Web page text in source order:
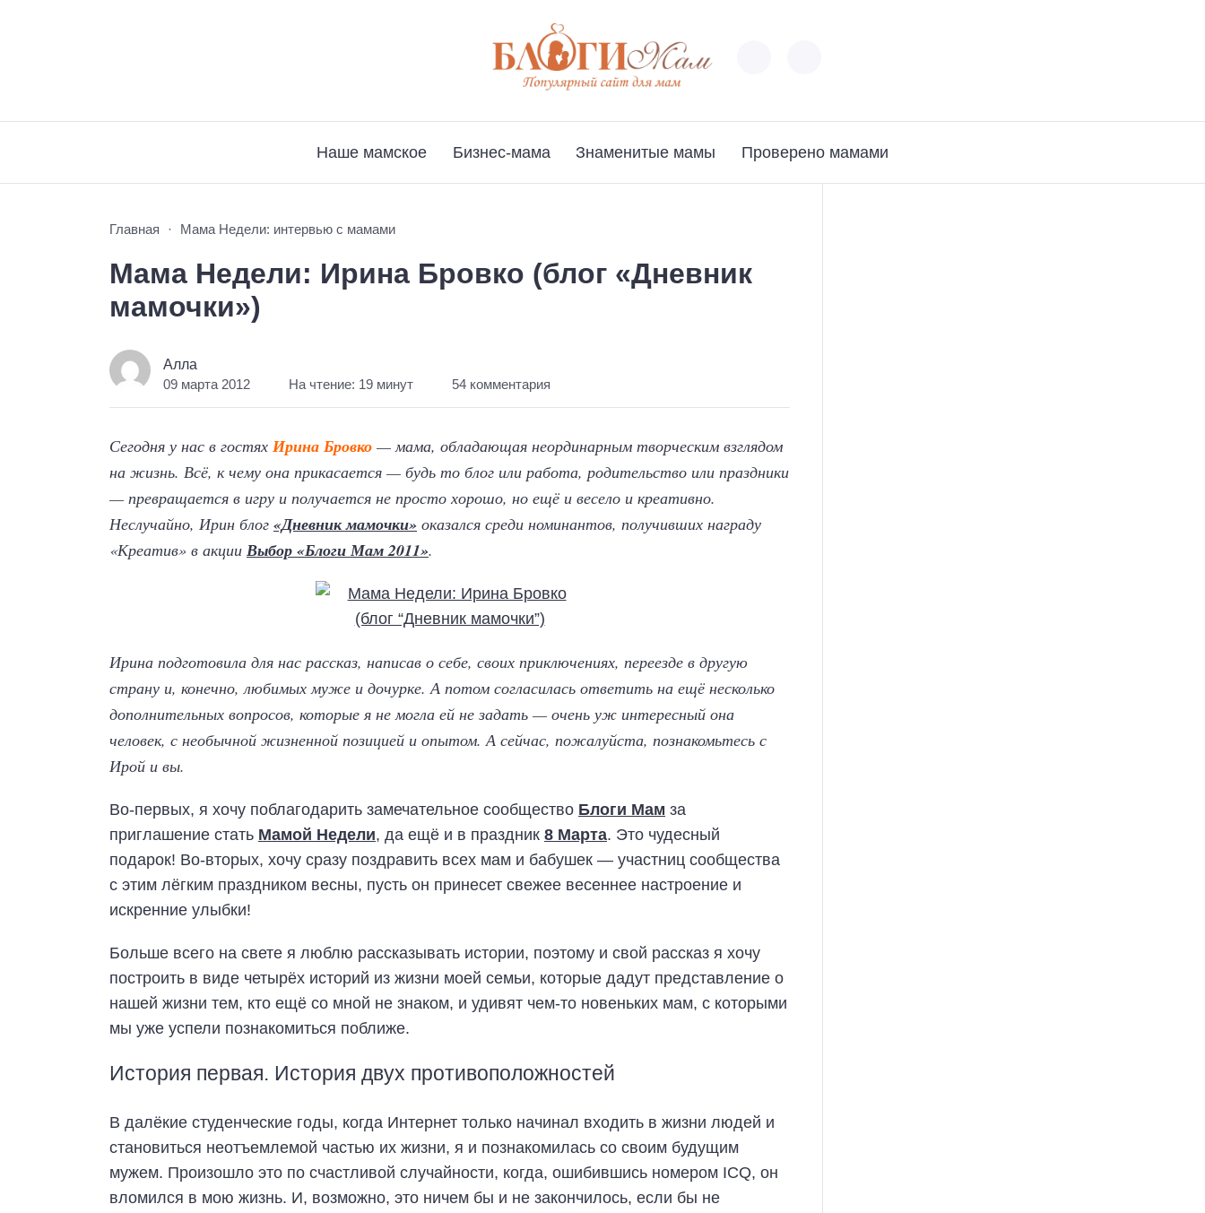
Наше мамское Бизнес-мама Знаменитые мамы Проверено мамами
Главная Мама Недели: интервью с мамами
Мама Недели: Ирина Бровко (блог «Дневник
мамочки»)
Алла
09 марта 2012 На чтение: 19 минут 54 комментария
Сегодня у нас в гостях Ирина Бровко — мама, обладающая неординарным творческим взглядом
на жизнь. Всё, к чему она прикасается — будь то блог или работа, родительство или праздники
— превращается в игру и получается не просто хорошо, но ещё и весело и креативно.
Неслучайно, Ирин блог «Дневник мамочки» оказался среди номинантов, получивших награду
«Креатив» в акции Выбор «Блоги Мам 2011».
Ирина подготовила для нас рассказ, написав о себе, своих приключениях, переезде в другую
страну и, конечно, любимых муже и дочурке. А потом согласилась ответить на ещё несколько
дополнительных вопросов, которые я не могла ей не задать — очень уж интересный она
человек, с необычной жизненной позицией и опытом. А сейчас, пожалуйста, познакомьтесь с
Ирой и вы.
Во-первых, я хочу поблагодарить замечательное сообщество Блоги Мам за
приглашение стать Мамой Недели, да ещё и в праздник 8 Марта. Это чудесный
подарок! Во-вторых, хочу сразу поздравить всех мам и бабушек — участниц сообщества
с этим лёгким праздником весны, пусть он принесет свежее весеннее настроение и
искренние улыбки!
Больше всего на свете я люблю рассказывать истории, поэтому и свой рассказ я хочу
построить в виде четырёх историй из жизни моей семьи, которые дадут представление о
нашей жизни тем, кто ещё со мной не знаком, и удивят чем-то новеньких мам, с которыми
мы уже успели познакомиться поближе.
История первая. История двух противоположностей
В далёкие студенческие годы, когда Интернет только начинал входить в жизни людей и
становиться неотъемлемой частью их жизни, я и познакомилась со своим будущим
мужем. Произошло это по счастливой случайности, когда, ошибившись номером ICQ, он
вломился в мою жизнь. И, возможно, это ничем бы и не закончилось, если бы не